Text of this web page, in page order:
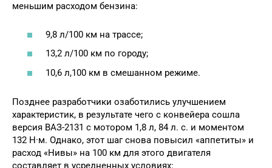
меньшим расходом бензина:
9,8 л/100 км на трассе;
13,2 л/100 км по городу;
10,6 л,100 км в смешанном режиме.
Позднее разработчики озаботились улучшением
характеристик, в результате чего с конвейера сошла
версия ВАЗ-2131 с мотором 1,8 л, 84 л. с. и моментом
132 Н·м. Однако, этот шаг снова повысил «аппетиты» и
расход «Нивы» на 100 км для этого двигателя
составляет в усредненных условиях: